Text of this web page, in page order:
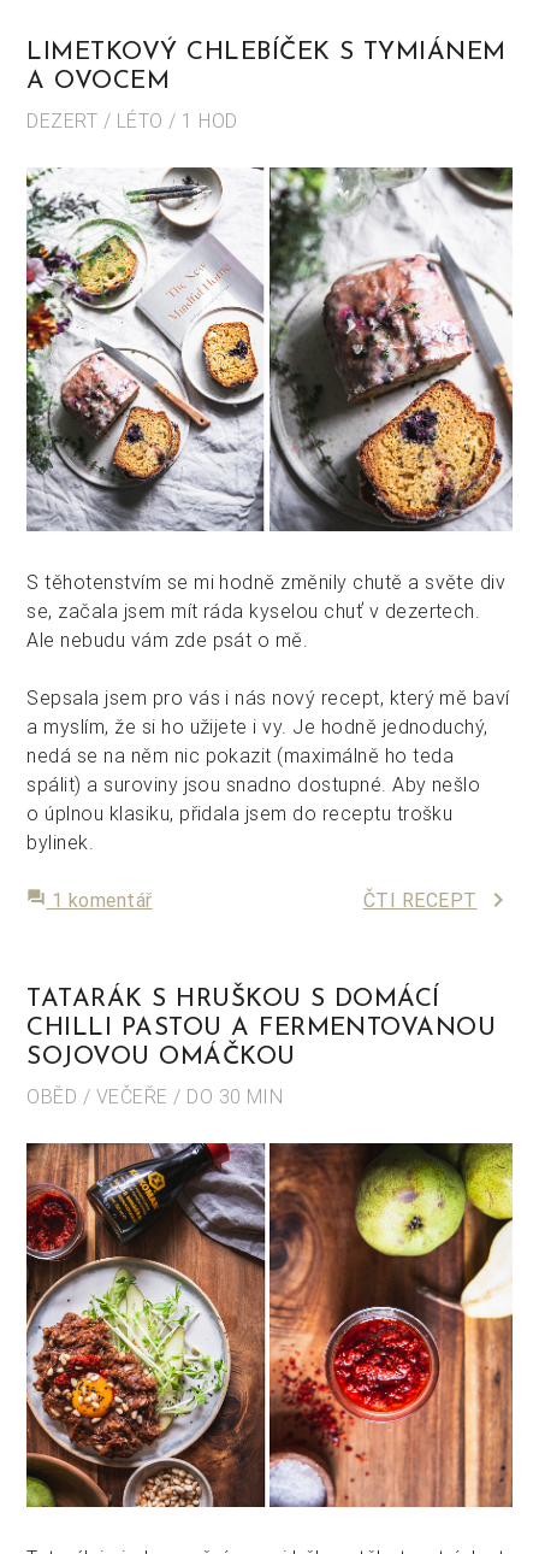
LIMETKOVÝ CHLEBÍČEK S TYMIÁNEM
A OVOCEM
DEZERT / LÉTO / 1 HOD
S těhotenstvím se mi hodně změnily chutě a světe div
se, začala jsem mít ráda kyselou chuť v dezertech.
Ale nebudu vám zde psát o mě.
Sepsala jsem pro vás i nás nový recept, který mě baví
a myslím, že si ho užijete i vy. Je hodně jednoduchý,
nedá se na něm nic pokazit (maximálně ho teda
spálit) a suroviny jsou snadno dostupné. Aby nešlo
o úplnou klasiku, přidala jsem do receptu trošku
bylinek.
forum 1 komentář ČTI RECEPT keyboard_arrow_right
TATARÁK S HRUŠKOU S DOMÁCÍ
CHILLI PASTOU A FERMENTOVANOU
SOJOVOU OMÁČKOU
OBĚD / VEČEŘE / DO 30 MIN